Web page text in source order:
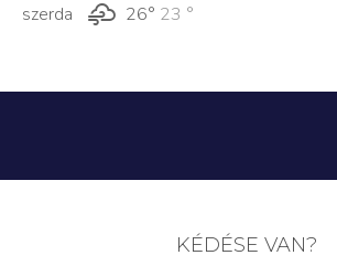
szerda
26° 23 °
KÉDÉSE VAN?